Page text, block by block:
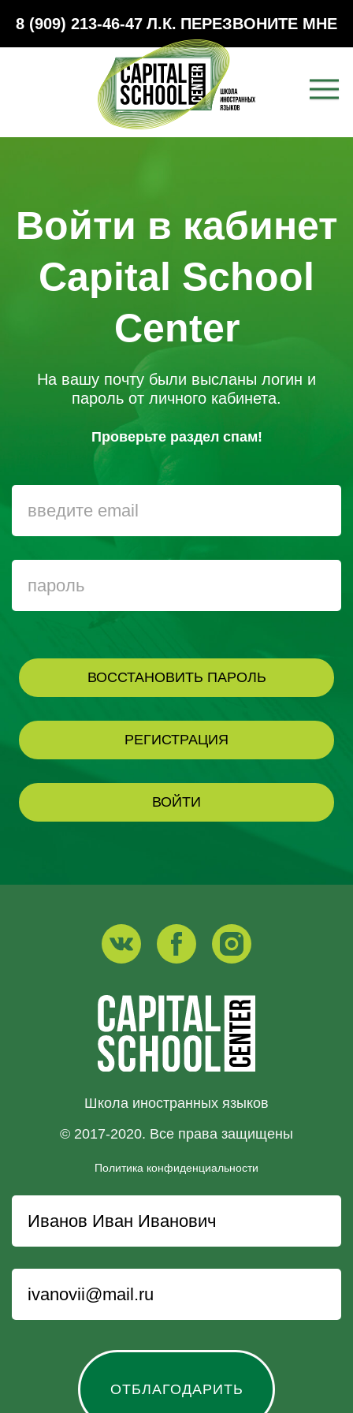
8 (909) 213-46-47 Л.К. ПЕРЕЗВОНИТЕ МНЕ
Войти в кабинет
Capital School
Center
На вашу почту были высланы логин и
пароль от личного кабинета.
Проверьте раздел спам!
ВОССТАНОВИТЬ ПАРОЛЬ
РЕГИСТРАЦИЯ
ВОЙТИ
Школа иностранных языков
© 2017-2020. Все права защищены
Политика конфиденциальности
ОТБЛАГОДАРИТЬ